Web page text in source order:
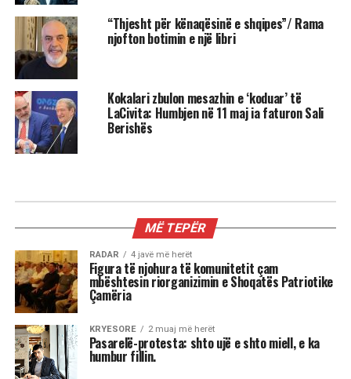
“Thjesht për kënaqësinë e shqipes”/ Rama
njofton botimin e një libri
Kokalari zbulon mesazhin e ‘koduar’ të
LaCivita: Humbjen në 11 maj ia faturon Sali
Berishës
MË TEPËR
RADAR 4 javë më herët
Figura të njohura të komunitetit çam
mbështesin riorganizimin e Shoqatës Patriotike
Çamëria
KRYESORE 2 muaj më herët
Pasarelë-protesta: shto ujë e shto miell, e ka
humbur fillin.